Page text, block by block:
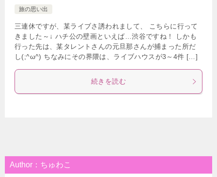
旅の思い出
三連休ですが、某ライブさ誘われまして、 こちらに行って
きました～↓ ハチ公の壁画といえば…渋谷ですね！ しかも
行った先は、某タレントさんの元旦那さんが捕まった所だ
し(;^ω^) ちなみにその界隈は、ライブハウスが3～4件 […]
続きを読む
Author：ちゅわこ